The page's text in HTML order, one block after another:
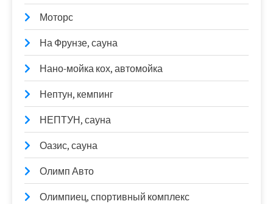
Моторс
На Фрунзе, сауна
Нано-мойка кох, автомойка
Нептун, кемпинг
НЕПТУН, сауна
Оазис, сауна
Олимп Авто
Олимпиец, спортивный комплекс